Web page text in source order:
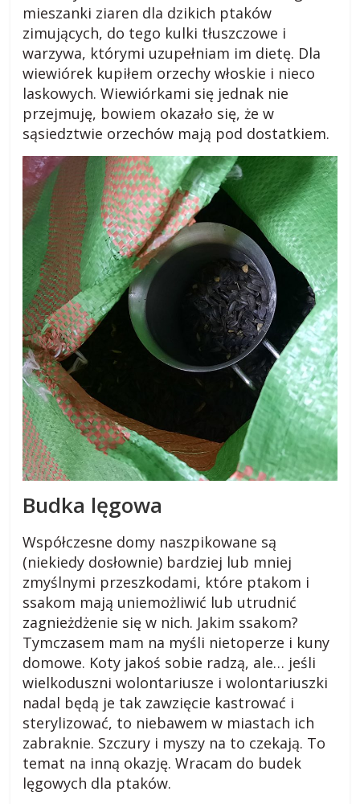
mieszanki ziaren dla dzikich ptaków
zimujących, do tego kulki tłuszczowe i
warzywa, którymi uzupełniam im dietę. Dla
wiewiórek kupiłem orzechy włoskie i nieco
laskowych. Wiewiórkami się jednak nie
przejmuję, bowiem okazało się, że w
sąsiedztwie orzechów mają pod dostatkiem.
Budka lęgowa
Współczesne domy naszpikowane są
(niekiedy dosłownie) bardziej lub mniej
zmyślnymi przeszkodami, które ptakom i
ssakom mają uniemożliwić lub utrudnić
zagnieżdżenie się w nich. Jakim ssakom?
Tymczasem mam na myśli nietoperze i kuny
domowe. Koty jakoś sobie radzą, ale… jeśli
wielkoduszni wolontariusze i wolontariuszki
nadal będą je tak zawzięcie kastrować i
sterylizować, to niebawem w miastach ich
zabraknie. Szczury i myszy na to czekają. To
temat na inną okazję. Wracam do budek
lęgowych dla ptaków.